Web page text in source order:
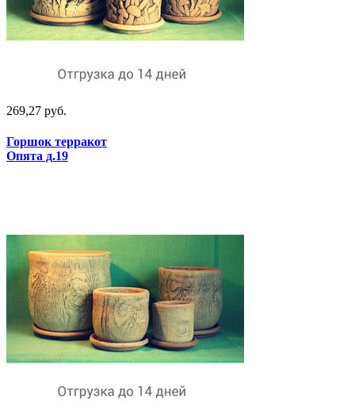
269,27 руб.
Горшок терракот
Опята д.19